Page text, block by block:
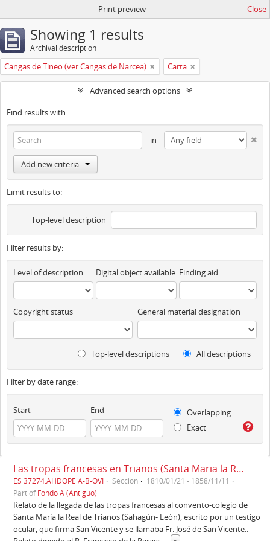
Print preview Close
Showing 1 results
Archival description
Cangas de Tineo (ver Cangas de Narcea) Carta
Advanced search options
Find results with:
in
Add new criteria
Limit results to:
Top-level description
Filter results by:
Level of description Digital object available Finding aid
Copyright status General material designation
Top-level descriptions All descriptions
Filter by date range:
Start End
Overlapping
Exact
Las tropas francesas en Trianos (Santa Maria la Real de Trianos) (1810)
ES 37274.AHDOPE A-B-OVI Sección
1810/01/21 - 1858/11/11
Part ofFondo A (Antiguo)
Relato de la llegada de las tropas francesas al convento-colegio de
Santa María la Real de Trianos (Sahagún- León), escrito por un testigo
ocular, que firma San Vicente y se llamaba Fr. José de San Vicente..